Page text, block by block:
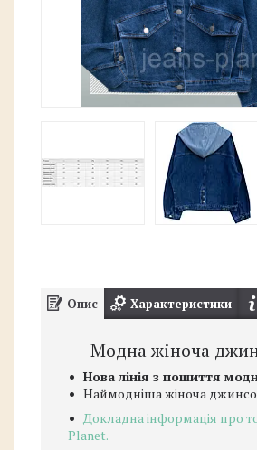
Опис Характеристики
Модна жіноча
Нова лінія з пошиття
Наймодніша жіноча
Докладна інформація про
Planet.